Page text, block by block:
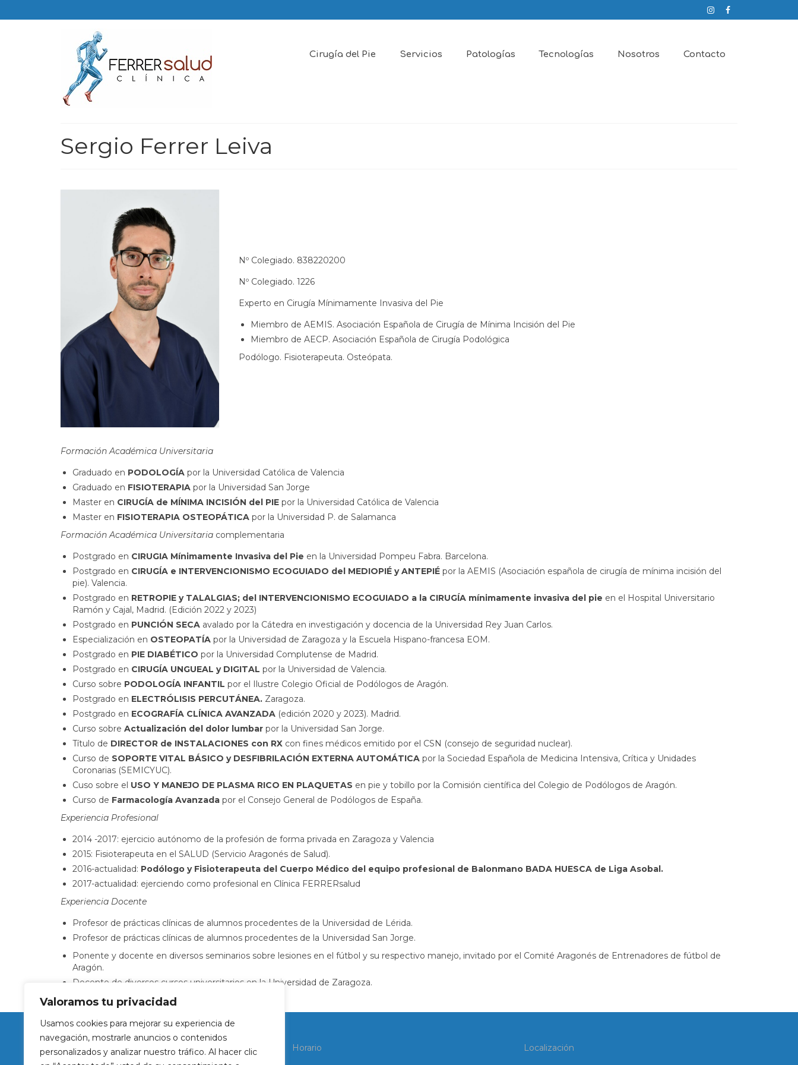
Valoramos tu privacidad
Usamos cookies para mejorar su experiencia de
navegación, mostrarle anuncios o contenidos
personalizados y analizar nuestro tráfico. Al hacer clic
Cirugía del Pie Servicios Patologías Tecnologías Nosotros Contacto
Sergio Ferrer Leiva
Nº Colegiado. 838220200
Nº Colegiado. 1226
Experto en Cirugía Mínimamente Invasiva del Pie
Miembro de AEMIS. Asociación Española de Cirugía de Mínima Incisión del Pie
Miembro de AECP. Asociación Española de Cirugía Podológica
Podólogo. Fisioterapeuta. Osteópata.
Formación Académica Universitaria
Graduado en PODOLOGÍA por la Universidad Católica de Valencia
Graduado en FISIOTERAPIA por la Universidad San Jorge
Master en CIRUGÍA de MÍNIMA INCISIÓN del PIE por la Universidad Católica de Valencia
Master en FISIOTERAPIA OSTEOPÁTICA por la Universidad P. de Salamanca
Formación Académica Universitaria complementaria
Postgrado en CIRUGIA Mínimamente Invasiva del Pie en la Universidad Pompeu Fabra. Barcelona.
Postgrado en CIRUGÍA e INTERVENCIONISMO ECOGUIADO del MEDIOPIÉ y ANTEPIÉ por la AEMIS (Asociación española de cirugía de mínima incisión del
pie). Valencia.
Postgrado en RETROPIE y TALALGIAS; del INTERVENCIONISMO ECOGUIADO a la CIRUGÍA mínimamente invasiva del pie en el Hospital Universitario
Ramón y Cajal, Madrid. (Edición 2022 y 2023)
Postgrado en PUNCIÓN SECA avalado por la Cátedra en investigación y docencia de la Universidad Rey Juan Carlos.
Especialización en OSTEOPATÍA por la Universidad de Zaragoza y la Escuela Hispano-francesa EOM.
Postgrado en PIE DIABÉTICO por la Universidad Complutense de Madrid.
Postgrado en CIRUGÍA UNGUEAL y DIGITAL por la Universidad de Valencia.
Curso sobre PODOLOGÍA INFANTIL por el Ilustre Colegio Oficial de Podólogos de Aragón.
Postgrado en ELECTRÓLISIS PERCUTÁNEA. Zaragoza.
Postgrado en ECOGRAFÍA CLÍNICA AVANZADA (edición 2020 y 2023). Madrid.
Curso sobre Actualización del dolor lumbar por la Universidad San Jorge.
Título de DIRECTOR de INSTALACIONES con RX con fines médicos emitido por el CSN (consejo de seguridad nuclear).
Curso de SOPORTE VITAL BÁSICO y DESFIBRILACIÓN EXTERNA AUTOMÁTICA por la Sociedad Española de Medicina Intensiva, Crítica y Unidades
Coronarias (SEMICYUC).
Cuso sobre el USO Y MANEJO DE PLASMA RICO EN PLAQUETAS en pie y tobillo por la Comisión científica del Colegio de Podólogos de Aragón.
Curso de Farmacología Avanzada por el Consejo General de Podólogos de España.
Experiencia Profesional
2014 -2017: ejercicio autónomo de la profesión de forma privada en Zaragoza y Valencia
2015: Fisioterapeuta en el SALUD (Servicio Aragonés de Salud).
2016-actualidad: Podólogo y Fisioterapeuta del Cuerpo Médico del equipo profesional de Balonmano BADA HUESCA de Liga Asobal.
2017-actualidad: ejerciendo como profesional en Clínica FERRERsalud
Experiencia Docente
Profesor de prácticas clínicas de alumnos procedentes de la Universidad de Lérida.
Profesor de prácticas clínicas de alumnos procedentes de la Universidad San Jorge.
Ponente y docente en diversos seminarios sobre lesiones en el fútbol y su respectivo manejo, invitado por el Comité Aragonés de Entrenadores de fútbol de
Aragón.
Docente de diversos cursos universitarios en la Universidad de Zaragoza.
Contacto Horario Localización